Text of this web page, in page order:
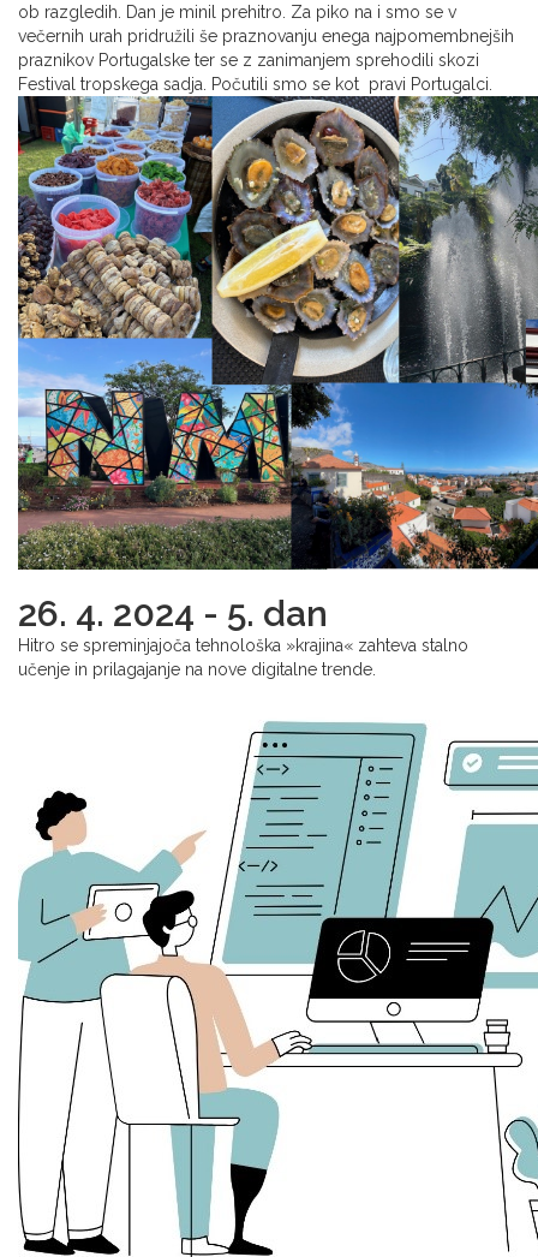
ob razgledih. Dan je minil prehitro. Za piko na i smo se v
večernih urah pridružili še praznovanju enega najpomembnejših
praznikov Portugalske ter se z zanimanjem sprehodili skozi
Festival tropskega sadja. Počutili smo se kot pravi Portugalci.
26. 4. 2024 - 5. dan
Hitro se spreminjajoča tehnološka »krajina« zahteva stalno
učenje in prilagajanje na nove digitalne trende.